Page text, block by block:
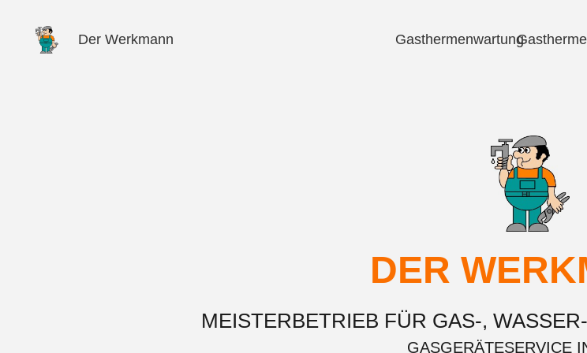
Der Werkmann Gasthermenwartung
DER
MEISTERBETRIEB FÜR GAS-,
GASGERÄTESERVICE